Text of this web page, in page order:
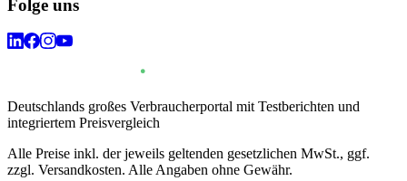
Folge uns
Deutschlands großes Verbraucherportal mit Testberichten und
integriertem Preisvergleich
Alle Preise inkl. der jeweils geltenden gesetzlichen MwSt., ggf.
zzgl. Versandkosten. Alle Angaben ohne Gewähr.